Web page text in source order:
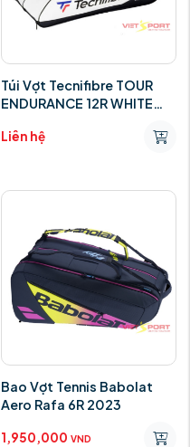
Túi Vợt Tecnifibre TOUR
ENDURANCE 12R WHITE
Liên hệ
Bao Vợt Tennis Babolat
Aero Rafa 6R 2023
1,950,000 VND